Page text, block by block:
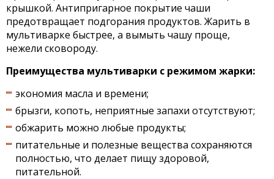
крышкой. Антипригарное покрытие чаши
предотвращает подгорания продуктов. Жарить в
мультиварке быстрее, а вымыть чашу проще,
нежели сковороду.
Преимущества мультиварки с режимом жарки:
экономия масла и времени;
брызги, копоть, неприятные запахи отсутствуют;
обжарить можно любые продукты;
питательные и полезные вещества сохраняются
полностью, что делает пищу здоровой,
питательной.